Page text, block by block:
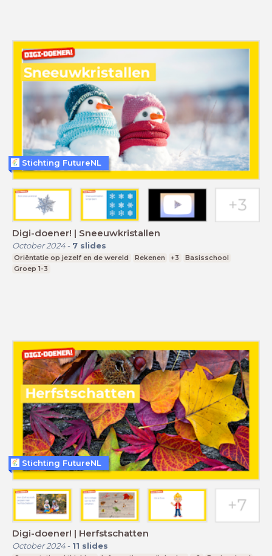
Digi-doener! | Sneeuwkristallen
October 2024- 7 slides
Oriëntatie op jezelf en de wereld Rekenen +3
Basisschool
Groep 1-3
Stichting FutureNL
Digi-doener! | Herfstschatten
October 2024- 11 slides
Stichting FutureNL